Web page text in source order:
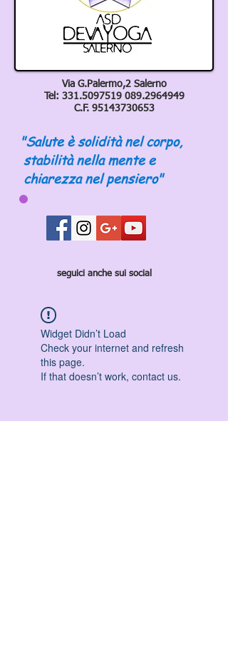
Via G.Palermo,2 Salerno
Tel: 331.5097519 089.2964949
C.F. 95143730653
"Salute è solidità nel corpo,
stabilità nella mente e
chiarezza nel pensiero"
seguici anche sui social
Widget Didn’t Load
Check your internet and refresh
this page.
If that doesn’t work, contact us.